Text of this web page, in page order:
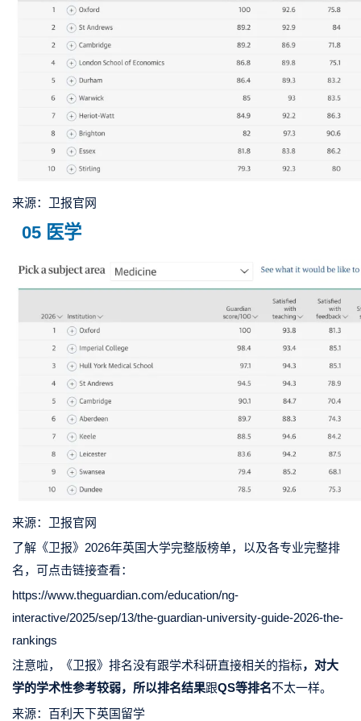
来源：卫报官网
05 医学
来源：卫报官网
了解《卫报》2026年英国大学完整版榜单，以及各专业完整排
名，可点击链接查看：
https://www.theguardian.com/education/ng-
interactive/2025/sep/13/the-guardian-university-guide-2026-the-
rankings
注意啦，《卫报》排名没有跟学术科研直接相关的指标， 对大
学的学术性参考较弱，所以排名结果跟QS等排名不太一样。
来源：百利天下英国留学